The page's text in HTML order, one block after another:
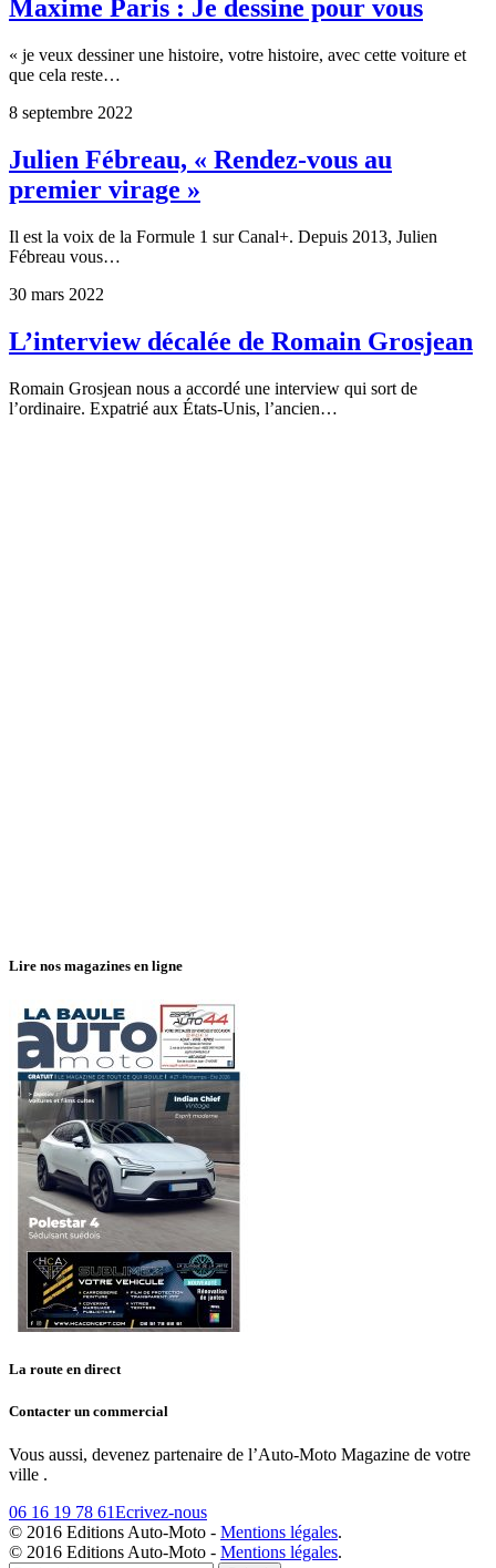
Maxime Paris : Je dessine pour vous
« je veux dessiner une histoire, votre histoire, avec cette voiture et
que cela reste…
8 septembre 2022
Julien Fébreau, « Rendez-vous au
premier virage »
Il est la voix de la Formule 1 sur Canal+. Depuis 2013, Julien
Fébreau vous…
30 mars 2022
L’interview décalée de Romain Grosjean
Romain Grosjean nous a accordé une interview qui sort de
l’ordinaire. Expatrié aux États-Unis, l’ancien…
Lire nos magazines en ligne
La route en direct
Contacter un commercial
Vous aussi, devenez partenaire de l’Auto-Moto Magazine de votre
ville .
06 16 19 78 61Ecrivez-nous
© 2016 Editions Auto-Moto - Mentions légales.
© 2016 Editions Auto-Moto - Mentions légales.